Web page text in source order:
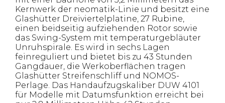
Kernwerk der neomatik-Linie und besitzt eine
Glashütter Dreiviertelplatine, 27 Rubine,
einen beidseitig aufziehenden Rotor sowie
das Swing-System mit temperaturgebläuter
Unruhspirale. Es wird in sechs Lagen
feinreguliert und bietet bis zu 43 Stunden
Gangdauer, die Werkoberflächen tragen
Glashütter Streifenschliff und NOMOS-
Perlage. Das Handaufzugskaliber DUW 4101
für Modelle mit Datumsfunktion erreicht bei